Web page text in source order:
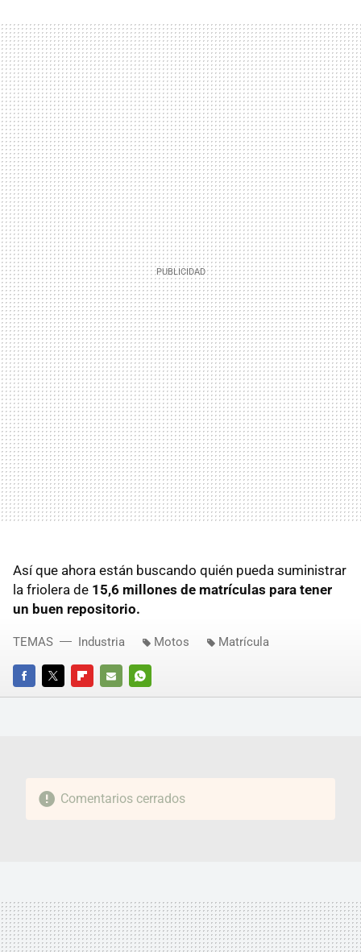
Así que ahora están buscando quién pueda suministrar
la friolera de 15,6 millones de matrículas para tener
un buen repositorio.
FACEBOOKTWITTERFLIPBOARD
E-
WHATSAPP
TEMAS Industria Motos Matrícula
Comentarios cerrados